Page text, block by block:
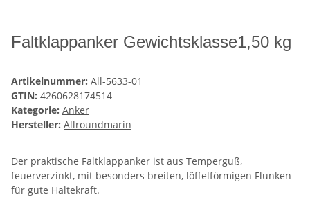
Faltklappanker Gewichtsklasse1,50 kg
Artikelnummer: All-5633-01
GTIN: 4260628174514
Kategorie: Anker
Hersteller: Allroundmarin
Der praktische Faltklappanker ist aus Temperguß,
feuerverzinkt, mit besonders breiten, löffelförmigen Flunken
für gute Haltekraft.